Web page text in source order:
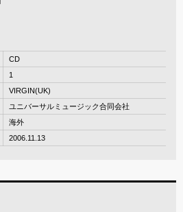
CD
1
VIRGIN(UK)
ユニバーサルミュージック合同会社
海外
2006.11.13